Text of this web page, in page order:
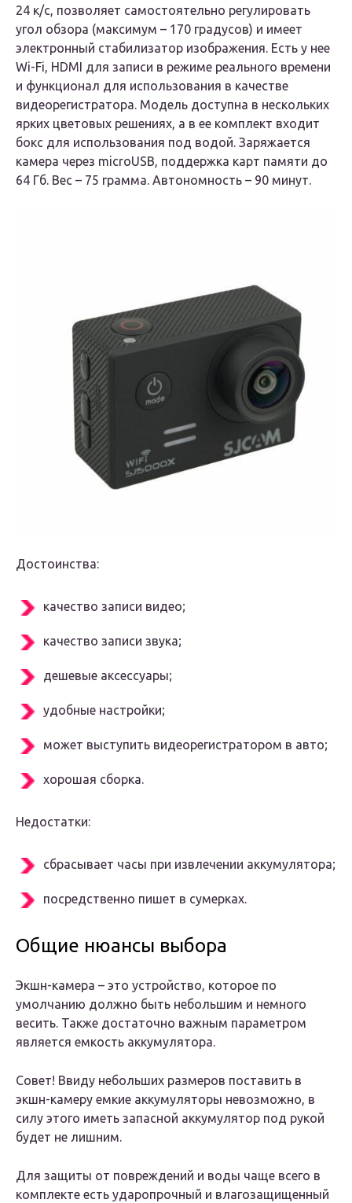
24 к/с, позволяет самостоятельно регулировать
угол обзора (максимум – 170 градусов) и имеет
электронный стабилизатор изображения. Есть у нее
Wi-Fi, HDMI для записи в режиме реального времени
и функционал для использования в качестве
видеорегистратора. Модель доступна в нескольких
ярких цветовых решениях, а в ее комплект входит
бокс для использования под водой. Заряжается
камера через microUSB, поддержка карт памяти до
64 Гб. Вес – 75 грамма. Автономность – 90 минут.
Достоинства:
качество записи видео;
качество записи звука;
дешевые аксессуары;
удобные настройки;
может выступить видеорегистратором в авто;
хорошая сборка.
Недостатки:
сбрасывает часы при извлечении аккумулятора;
посредственно пишет в сумерках.
Общие нюансы выбора
Экшн-камера – это устройство, которое по
умолчанию должно быть небольшим и немного
весить. Также достаточно важным параметром
является емкость аккумулятора.
Совет! Ввиду небольших размеров поставить в
экшн-камеру емкие аккумуляторы невозможно, в
силу этого иметь запасной аккумулятор под рукой
будет не лишним.
Для защиты от повреждений и воды чаще всего в
комплекте есть ударопрочный и влагозащищенный